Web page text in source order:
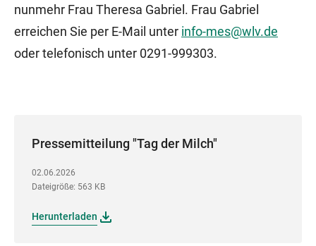
nunmehr Frau Theresa Gabriel. Frau Gabriel
erreichen Sie per E-Mail unter info-mes@wlv.de
oder telefonisch unter 0291-999303.
Pressemitteilung "Tag der Milch"
02.06.2026
Dateigröße: 563 KB
Herunterladen